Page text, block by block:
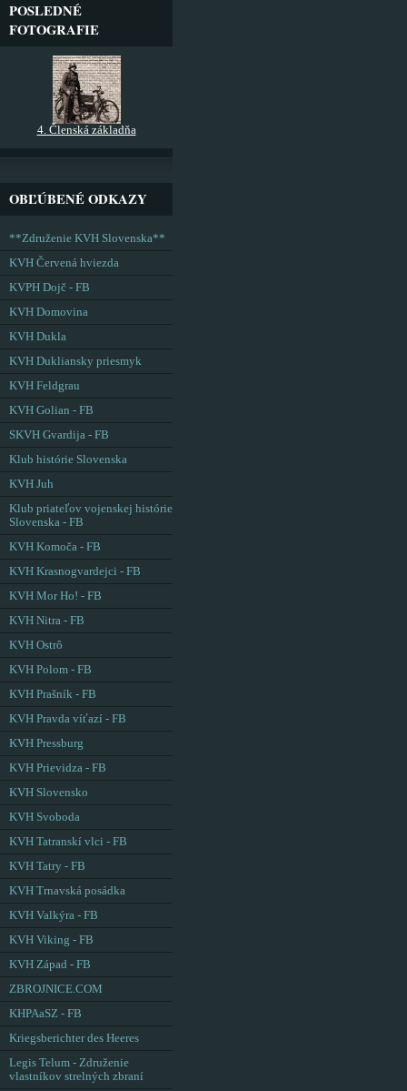
POSLEDNÉ
FOTOGRAFIE
4. Členská základňa
OBĽÚBENÉ ODKAZY
**Združenie KVH Slovenska**
KVH Červená hviezda
KVPH Dojč - FB
KVH Domovina
KVH Dukla
KVH Dukliansky priesmyk
KVH Feldgrau
KVH Golian - FB
SKVH Gvardija - FB
Klub histórie Slovenska
KVH Juh
Klub priateľov vojenskej histórie
Slovenska - FB
KVH Komoča - FB
KVH Krasnogvardejci - FB
KVH Mor Ho! - FB
KVH Nitra - FB
KVH Ostrô
KVH Polom - FB
KVH Prašník - FB
KVH Pravda víťazí - FB
KVH Pressburg
KVH Prievidza - FB
KVH Slovensko
KVH Svoboda
KVH Tatranskí vlci - FB
KVH Tatry - FB
KVH Trnavská posádka
KVH Valkýra - FB
KVH Viking - FB
KVH Západ - FB
ZBROJNICE.COM
KHPAaSZ - FB
Kriegsberichter des Heeres
Legis Telum - Združenie
vlastníkov strelných zbraní